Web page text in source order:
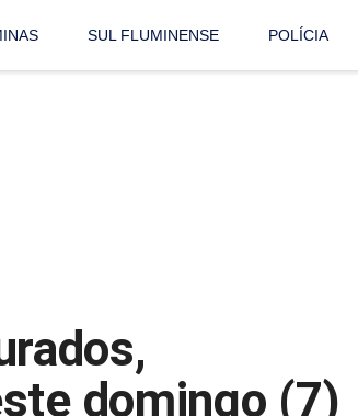
SUL FLUMINENSE POLÍCIA
domingo (7)